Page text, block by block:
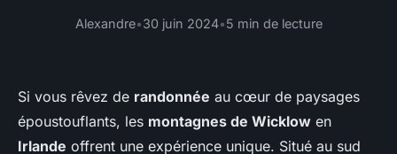
Alexandre•30 juin 2024•5 min de lecture
Si vous rêvez de randonnée au cœur de paysages
époustouflants, les montagnes de Wicklow en
Irlande offrent une expérience unique. Situé au sud